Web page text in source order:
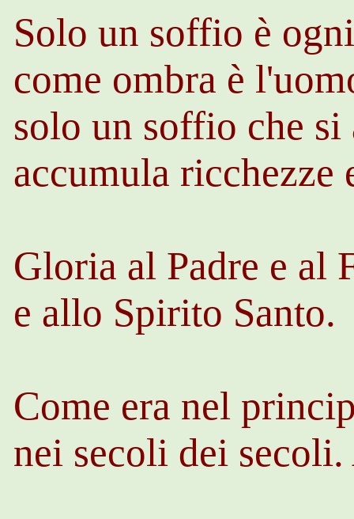
Solo un soffio è
come ombra è
solo un soffio che
accumula ricchezze
Gloria al Padre e al
e allo Spirito Santo.
Come era nel
nei secoli dei